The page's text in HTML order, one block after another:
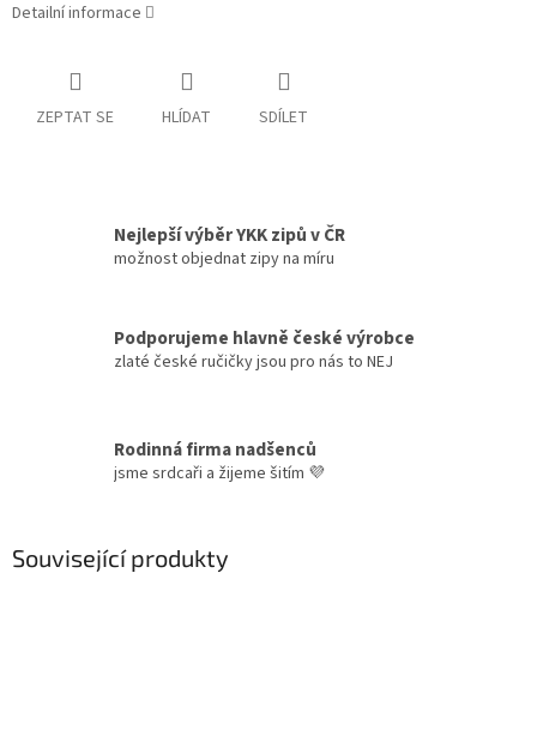
Detailní informace
ZEPTAT SE HLÍDAT SDÍLET
Nejlepší výběr YKK zipů v ČR
možnost objednat zipy na míru
Podporujeme hlavně české výrobce
zlaté české ručičky jsou pro nás to NEJ
Rodinná firma nadšenců
jsme srdcaři a žijeme šitím 💜
Související produkty